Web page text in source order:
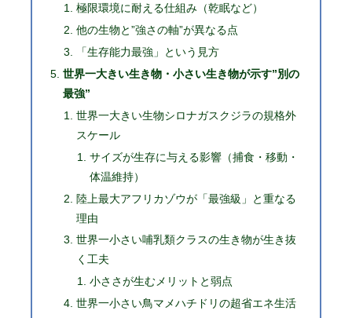
極限環境に耐える仕組み（乾眠など）
他の生物と”強さの軸”が異なる点
「生存能力最強」という見方
世界一大きい生き物・小さい生き物が示す”別の
最強”
世界一大きい生物シロナガスクジラの規格外
スケール
サイズが生存に与える影響（捕食・移動・
体温維持）
陸上最大アフリカゾウが「最強級」と重なる
理由
世界一小さい哺乳類クラスの生き物が生き抜
く工夫
小ささが生むメリットと弱点
世界一小さい鳥マメハチドリの超省エネ生活